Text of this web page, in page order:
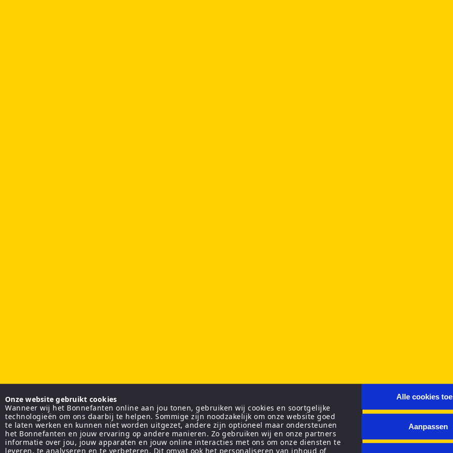
Onze website gebruikt cookies
Wanneer wij het Bonnefanten online aan jou tonen, gebruiken wij cookies en soortgelijke
technologieën om ons daarbij te helpen. Sommige zijn noodzakelijk om onze website goed
te laten werken en kunnen niet worden uitgezet, andere zijn optioneel maar ondersteunen
het Bonnefanten en jouw ervaring op andere manieren. Zo gebruiken wij en onze partners
informatie over jou, jouw apparaten en jouw online interacties met ons om onze diensten te
leveren, te analyseren en te verbeteren. Dit omvat ook het personaliseren van inhoud of
Alle cookies
Aanpassen